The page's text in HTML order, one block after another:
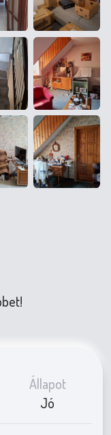
Állapot
Jó